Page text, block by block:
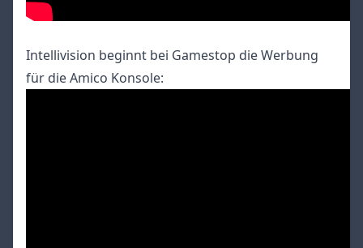
Intellivision beginnt bei Gamestop die Werbung
für die Amico Konsole: